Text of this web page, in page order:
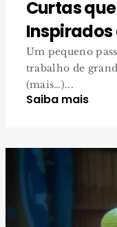
Curtas
Um pequeno
trabalho de
(mais…)...
Saiba mais